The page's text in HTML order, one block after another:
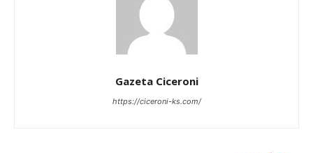
Gazeta Ciceroni
https://ciceroni-ks.com/